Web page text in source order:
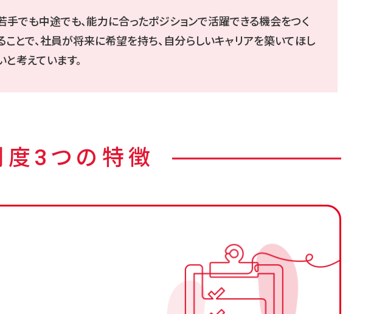
手でも中途でも、能力に合ったポジションで活躍できる機会をつく
ことで、社員が将来に希望を持ち、自分らしいキャリアを築いてほし
と考えています。
3つの特徴